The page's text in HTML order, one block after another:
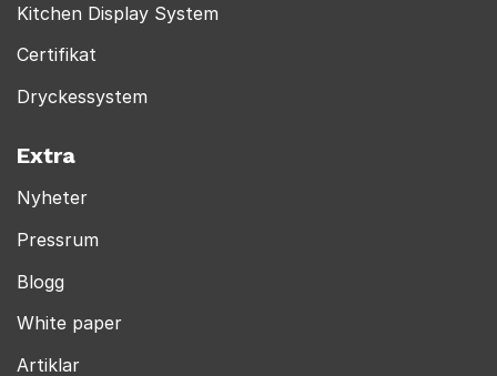
Kitchen Display System
Certifikat
Dryckessystem
Extra
Nyheter
Pressrum
Blogg
White paper
Artiklar